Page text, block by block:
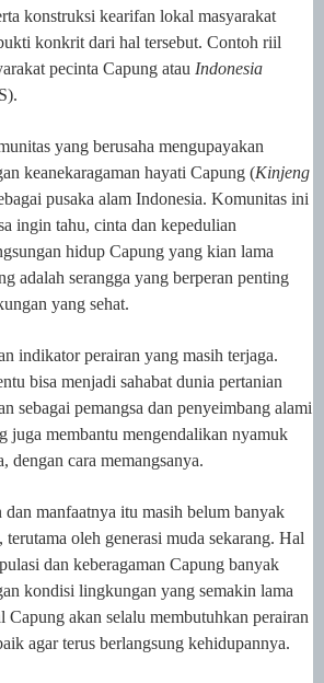
konstruksi kearifan lokal masyarakat
konkrit dari hal tersebut. Contoh riil
pecinta Capung atau Indonesia
yang berusaha mengupayakan
keanekaragaman hayati Capung (Kinjeng
pusaka alam Indonesia. Komunitas ini
ingin tahu, cinta dan kepedulian
hidup Capung yang kian lama
adalah serangga yang berperan penting
yang sehat.
indikator perairan yang masih terjaga.
bisa menjadi sahabat dunia pertanian
sebagai pemangsa dan penyeimbang alami
juga membantu mengendalikan nyamuk
cara memangsanya.
dan manfaatnya itu masih belum banyak
oleh generasi muda sekarang. Hal
dan keberagaman Capung banyak
kondisi lingkungan yang semakin lama
Capung akan selalu membutuhkan perairan
agar terus berlangsung kehidupannya.